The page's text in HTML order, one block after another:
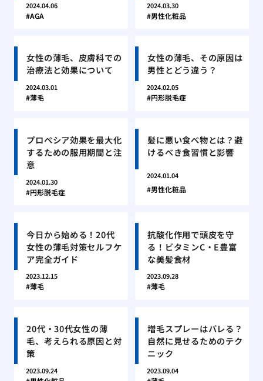
2024.04.06
AGA
2024.03.30
男性化粧品
女性の薄毛、皮膚科での
治療法と効果について
2024.03.01
薄毛
女性の薄毛、その原因は
男性とどう違う？
2024.02.05
円形脱毛症
プロペシア効果を最大化
するための服用期間と注
意
2024.01.30
円形脱毛症
髪に悪い食べ物とは？避
けるべき食習慣と影響
2024.01.04
男性化粧品
今日から始める！20代
女性の薄毛対策セルフケ
ア完全ガイド
2023.12.15
薄毛
抗酸化作用で頭皮を守
る！ビタミンC・E豊富
な美髪食材
2023.09.28
薄毛
20代・30代女性の薄
毛、考えられる原因と対
策
2023.09.24
増毛スプレーはバレる？
自然に見せるためのテク
ニック
2023.09.04